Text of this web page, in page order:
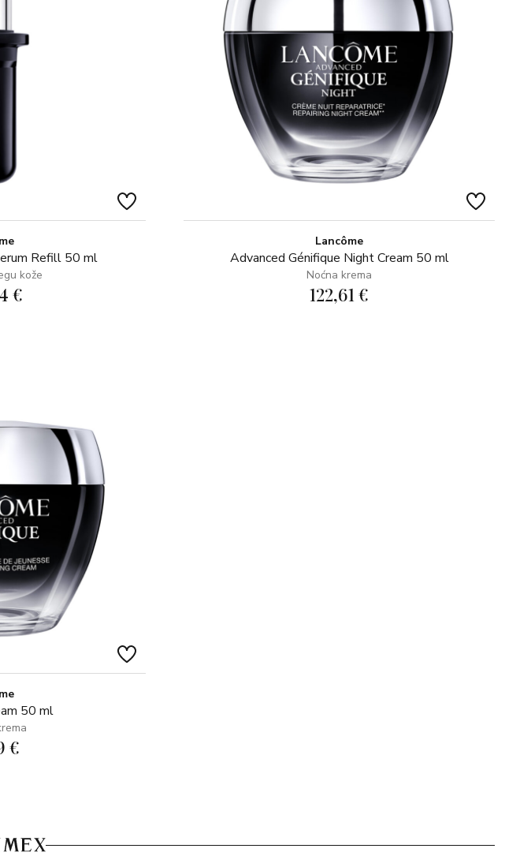
Refill 50 ml
kože
€
Lancôme
Advanced Génifique Night Cream 50 ml
Noćna krema
122,61 €
50 ml
€